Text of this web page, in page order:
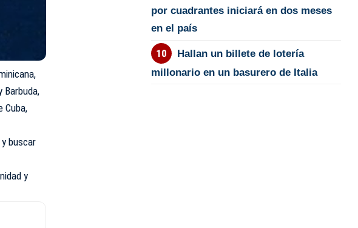
Barbuda,
Cuba,
buscar
y
por cuadrantes iniciará en dos meses
en el país
Hallan un billete de lotería
millonario en un basurero de Italia